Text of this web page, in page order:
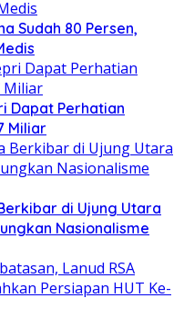
Sudah 80 Persen,
Dapat Perhatian
Miliar
di Ujung Utara
Nasionalisme